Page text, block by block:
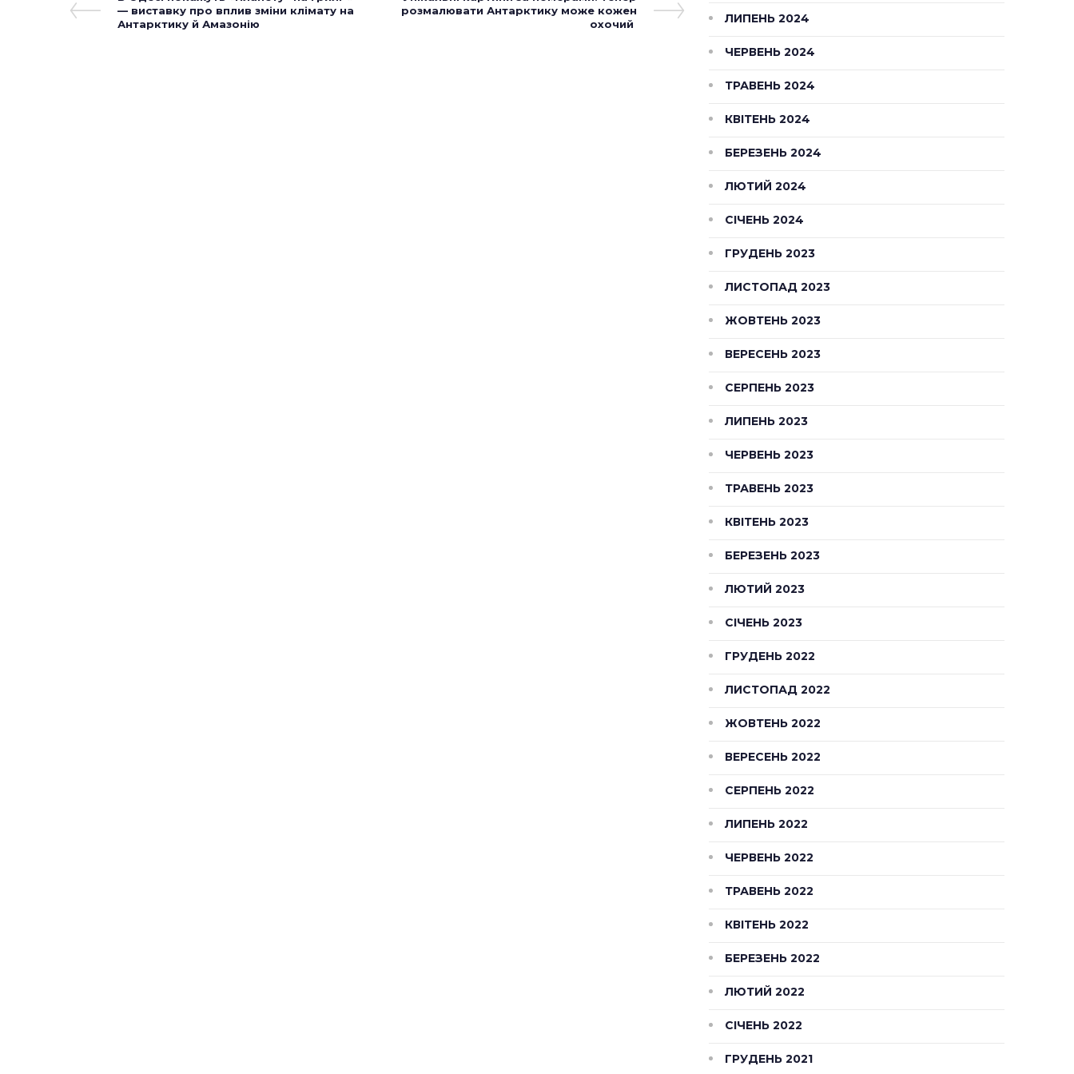
записів
Post
— виставку про вплив зміни клімату на
Антарктику й Амазонію
Post
розмалювати Антарктику може кожен
охочий
ЛИПЕНЬ 2024
ЧЕРВЕНЬ 2024
ТРАВЕНЬ 2024
КВІТЕНЬ 2024
БЕРЕЗЕНЬ 2024
ЛЮТИЙ 2024
СІЧЕНЬ 2024
ГРУДЕНЬ 2023
ЛИСТОПАД 2023
ЖОВТЕНЬ 2023
ВЕРЕСЕНЬ 2023
СЕРПЕНЬ 2023
ЛИПЕНЬ 2023
ЧЕРВЕНЬ 2023
ТРАВЕНЬ 2023
КВІТЕНЬ 2023
БЕРЕЗЕНЬ 2023
ЛЮТИЙ 2023
СІЧЕНЬ 2023
ГРУДЕНЬ 2022
ЛИСТОПАД 2022
ЖОВТЕНЬ 2022
ВЕРЕСЕНЬ 2022
СЕРПЕНЬ 2022
ЛИПЕНЬ 2022
ЧЕРВЕНЬ 2022
ТРАВЕНЬ 2022
КВІТЕНЬ 2022
БЕРЕЗЕНЬ 2022
ЛЮТИЙ 2022
СІЧЕНЬ 2022
ГРУДЕНЬ 2021